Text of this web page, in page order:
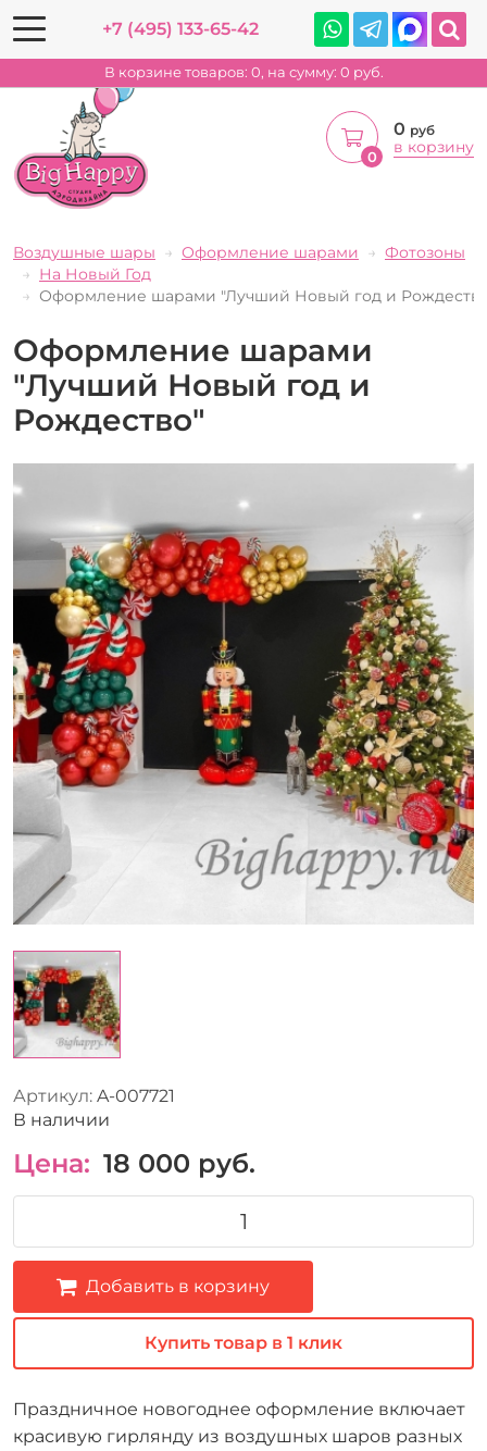
+7 (495) 133-65-42
В корзине товаров: 0, на сумму: 0 руб.
0
0 руб
в корзину
Воздушные шары Оформление шарами
Фотозоны
На Новый Год
Оформление шарами "Лучший Новый год и
Оформление шарами
"Лучший Новый год и
Рождество"
Артикул: A-007721
В наличии
Цена: 18 000 руб.
Добавить в корзину
Купить товар в 1 клик
Праздничное новогоднее оформление включает
красивую гирлянду из воздушных шаров разных